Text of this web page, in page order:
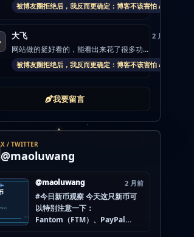
被博友圈拒绝后，我反而更确定：博客不该害怕 AI
大飞 2 月前
网站做的挺好看的，能看出来花了很多功...
被博友圈拒绝后，我反而更确定：博客不该害怕 AI
我要留言
X / TWITTER
@maoluwang
@maoluwang 2 月前
#今日新币观察 今天这只新币可
以特别注意一下：
Fantom（FTM）、PayPal